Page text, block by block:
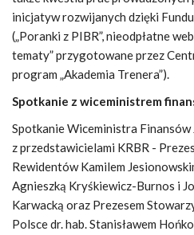
inicjatyw rozwijanych dzięki
(„Poranki z PIBR”, nieodpłatne
tematy” przygotowane przez
program „Akademia Trenera”).
Spotkanie z wiceministrem
Spotkanie Wiceministra Finansów
z przedstawicielami KRBR -
Rewidentów Kamilem
Agnieszką Kryśkiewicz-Burnos i
Karwacką oraz Prezesem
Polsce dr. hab. Stanisławem